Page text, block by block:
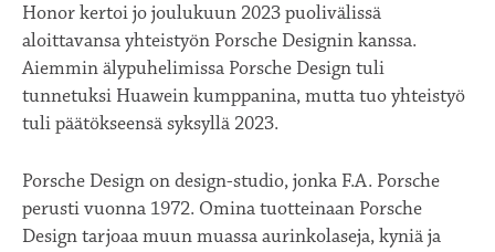
Honor kertoi jo joulukuun 2023 puolivälissä
aloittavansa yhteistyön Porsche Designin kanssa.
Aiemmin älypuhelimissa Porsche Design tuli
tunnetuksi Huawein kumppanina, mutta tuo yhteistyö
tuli päätökseensä syksyllä 2023.
Porsche Design on design-studio, jonka F.A. Porsche
perusti vuonna 1972. Omina tuotteinaan Porsche
Design tarjoaa muun muassa aurinkolaseja, kyniä ja